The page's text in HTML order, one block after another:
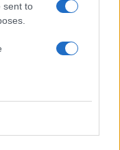
sent to